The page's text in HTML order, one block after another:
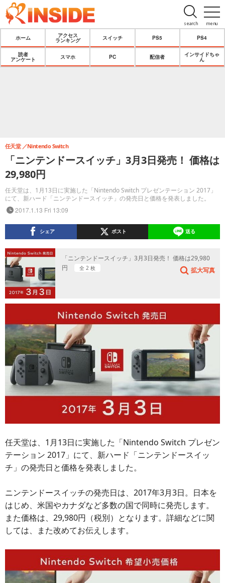
menu
search
ホーム
アクセス
ランキング
スイッチ PS5 PS4
読者
アンケート
スマホ PC 配信者
インサイドちゃ
ん
「ニンテンドースイッチ」3月3日発売！ 価格は
29,980円
任天堂は、1月13日に実施した「Nintendo Switch プレゼンテーション 2017」
にて、新ハード「ニンテンドースイッチ」の発売日と価格を発表しました。
任天堂 Nintendo Switch
2017.1.13 Fri 13:09
シェア ポスト 送る
「ニンテンドースイッチ」3月3日発売！ 価格は29,980
円
全 2 枚 拡大写真
任天堂は、1月13日に実施した「Nintendo Switch プレゼン
テーション 2017」にて、新ハード「ニンテンドースイッ
チ」の発売日と価格を発表しました。
ニンテンドースイッチの発売日は、2017年3月3日。日本を
はじめ、米国やカナダなど多数の国で同時に発売します。
また価格は、29,980円（税別）となります。詳細などに関
しては、また改めてお伝えします。